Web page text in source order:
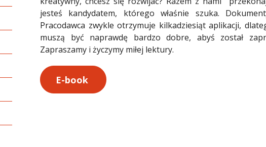
jesteś kandydatem, którego właśnie szuka.
Pracodawca zwykle otrzymuje kilkadziesiąt aplikacji,
muszą być naprawdę bardzo dobre, abyś został
Zapraszamy i życzymy miłej lektury.
E-book